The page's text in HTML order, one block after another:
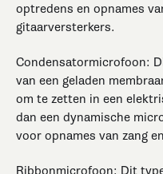
optredens en opnames
gitaarversterkers.
Condensatormicrofoon:
van een geladen
om te zetten in een
dan een dynamische
voor opnames van zang
Ribbonmicrofoon: Dit